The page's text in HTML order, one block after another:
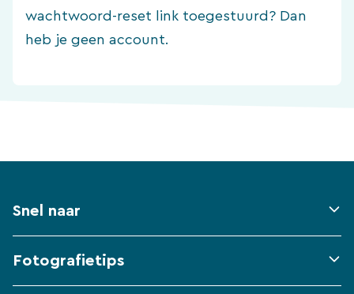
wachtwoord-reset link toegestuurd? Dan
heb je geen account.
Snel naar
Fotografietips